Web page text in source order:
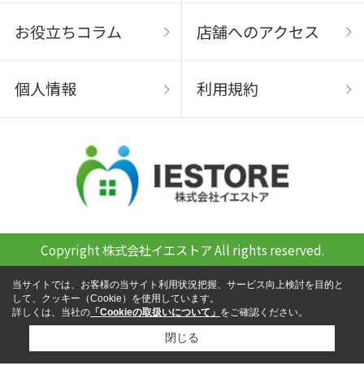
お役立ちコラム 店舗へのアクセス
個人情報 利用規約
Copyright 株式会社イエストア All rights reserved.
当サイトでは、お客様の当サイト利用状況把握、サービス向上検討を目的と
して、クッキー（Cookie）を使用しています。
詳しくは、当社の 「Cookieの取扱いについて」 をご確認ください。
閉じる